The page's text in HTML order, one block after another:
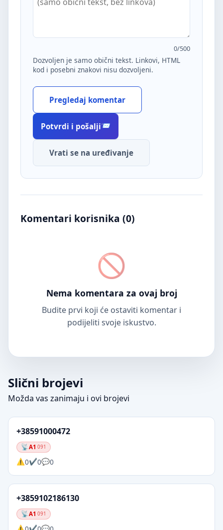
0/500
Dozvoljen je samo obični tekst. Linkovi, HTML
kod i posebni znakovi nisu dozvoljeni.
Pregledaj komentar
Potvrdi i pošalji
Vrati se na uređivanje
Komentari korisnika (0)
Nema komentara za ovaj broj
Budite prvi koji će ostaviti komentar i
podijeliti svoje iskustvo.
Slični brojevi
Možda vas zanimaju i ovi brojevi
+38591000472
A1 091
0 0 0
+3859102186130
A1 091